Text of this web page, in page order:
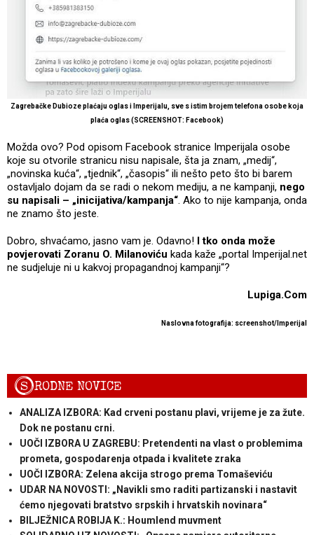
Zagrebačke Dubioze plaćaju oglas i Imperijalu, sve s istim brojem telefona osobe koja
plaća oglas (SCREENSHOT: Facebook)
Možda ovo? Pod opisom Facebook stranice Imperijala osobe
koje su otvorile stranicu nisu napisale, šta ja znam, „medij“,
„novinska kuća“, „tjednik“, „časopis“ ili nešto peto što bi barem
ostavljalo dojam da se radi o nekom mediju, a ne kampanji, nego
su napisali – „inicijativa/kampanja“. Ako to nije kampanja, onda
ne znamo što jeste.
Dobro, shvaćamo, jasno vam je. Odavno!
I tko onda može
povjerovati Zoranu O. Milanoviću kada kaže „portal Imperijal.net
ne sudjeluje ni u kakvoj propagandnoj kampanji“?
Lupiga.Com
Naslovna fotografija: screenshot/Imperijal
SRODNE NOVICE
ANALIZA IZBORA: Kad crveni postanu plavi, vrijeme je za žute.
Dok ne postanu crni.
UOČI IZBORA U ZAGREBU: Pretendenti na vlast o problemima
prometa, gospodarenja otpada i kvalitete zraka
UOČI IZBORA: Zelena akcija strogo prema Tomaševiću
UDAR NA NOVOSTI: „Navikli smo raditi partizanski i nastavit
ćemo njegovati bratstvo srpskih i hrvatskih novinara“
BILJEŽNICA ROBIJA K.: Houmlend muvment